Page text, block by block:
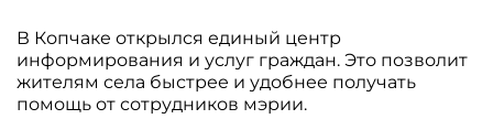
В Копчаке открылся единый центр
информирования и услуг граждан. Это позволит
жителям села быстрее и удобнее получать
помощь от сотрудников мэрии.